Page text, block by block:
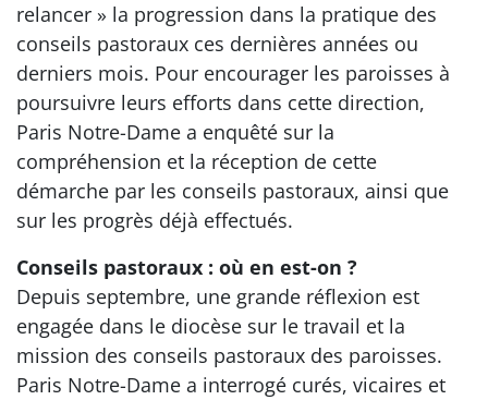
relancer » la progression dans la pratique des
conseils pastoraux ces dernières années ou
derniers mois. Pour encourager les paroisses à
poursuivre leurs efforts dans cette direction,
Paris Notre-Dame a enquêté sur la
compréhension et la réception de cette
démarche par les conseils pastoraux, ainsi que
sur les progrès déjà effectués.
Conseils pastoraux : où en est-on ?
Depuis septembre, une grande réflexion est
engagée dans le diocèse sur le travail et la
mission des conseils pastoraux des paroisses.
Paris Notre-Dame a interrogé curés, vicaires et